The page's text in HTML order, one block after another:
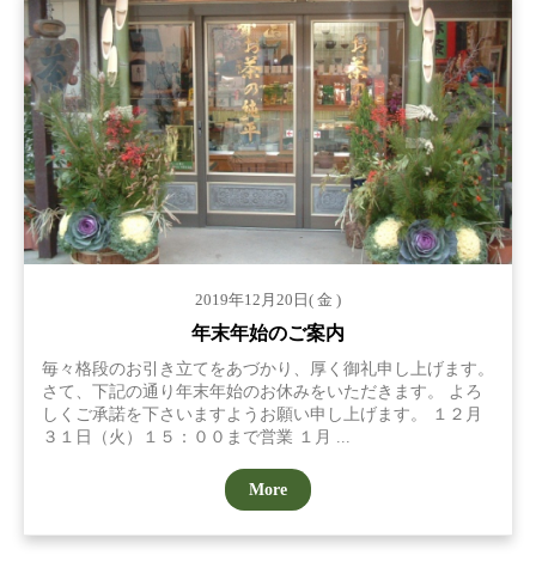
2019年12月20日( 金 )
年末年始のご案内
毎々格段のお引き立てをあづかり、厚く御礼申し上げます。
さて、下記の通り年末年始のお休みをいただきます。 よろ
しくご承諾を下さいますようお願い申し上げます。 １２月
３１日（火）１５：００まで営業 １月 ...
More